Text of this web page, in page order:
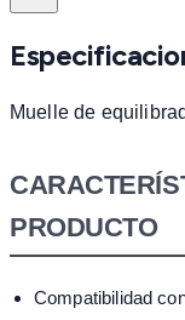
Muelle de
PRODUCTO
Compatibilidad